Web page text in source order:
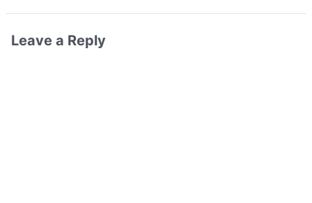
Leave a Reply